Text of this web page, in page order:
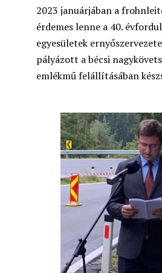
2023 januárjában a
érdemes lenne a 40.
egyesületek
pályázott a bécsi
emlékmű felállításában